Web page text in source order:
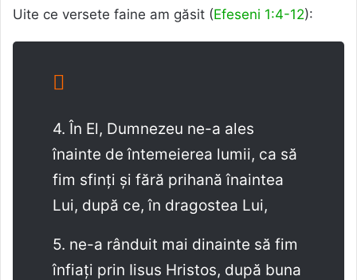
Uite ce versete faine am găsit (Efeseni 1:4-12):
4. În El, Dumnezeu ne-a ales
înainte de întemeierea lumii, ca să
fim sfinți și fără prihană înaintea
Lui, după ce, în dragostea Lui,
5. ne-a rânduit mai dinainte să fim
înfiați prin Iisus Hristos, după buna